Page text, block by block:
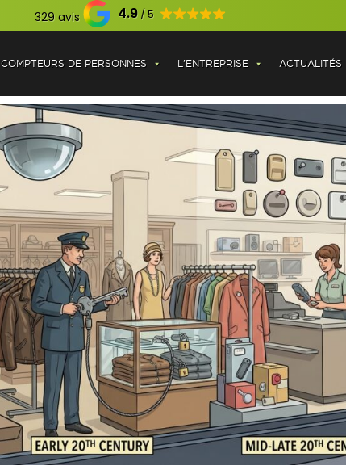
329 avis 4.9
COMPTEURS DE PERSONNES L'ENTREPRISE ACTUALITÉS